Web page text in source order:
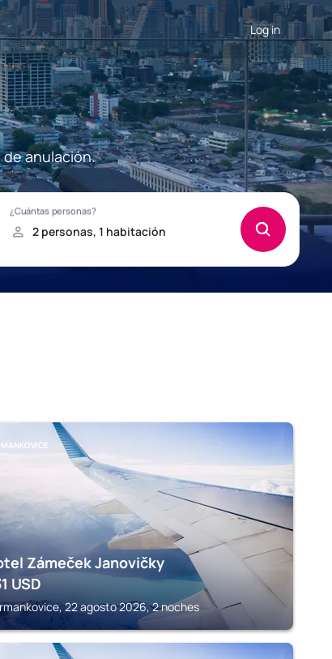
Log in
anulación.
Zámeček Janovičky
USD
22 agosto 2026, 2 noches